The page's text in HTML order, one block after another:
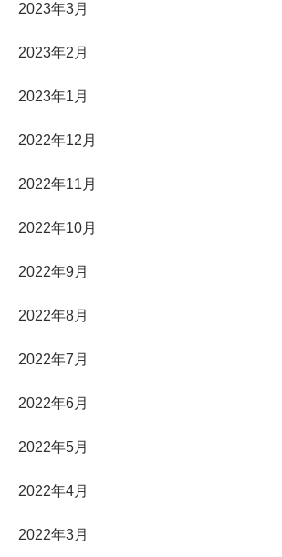
2023年3月
2023年2月
2023年1月
2022年12月
2022年11月
2022年10月
2022年9月
2022年8月
2022年7月
2022年6月
2022年5月
2022年4月
2022年3月